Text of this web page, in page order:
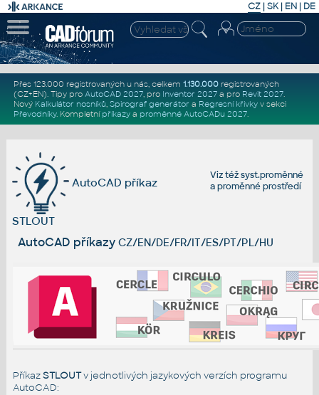
CZ | SK| EN | DE
Přes 123.000 registrovaných u nás, celkem 1.130.000registrovaných
(CZ+EN). Tipy pro AutoCAD 2027, pro Inventor 2027a pro Revit 2027.
Nový Kalkulátor nosníků, Spirograf generátor a Regresní křivkyv sekci
Převodníky. Kompletní příkazya proměnné AutoCADu 2027.
Viz téžsyst.proměnné
aproměnné prostředí
AutoCAD příkaz
STLOUT
AutoCAD příkazy CZ/EN/DE/FR/IT/ES/PT/PL/HU
PříkazSTLOUTv jednotlivých jazykových verzích programu
AutoCAD: